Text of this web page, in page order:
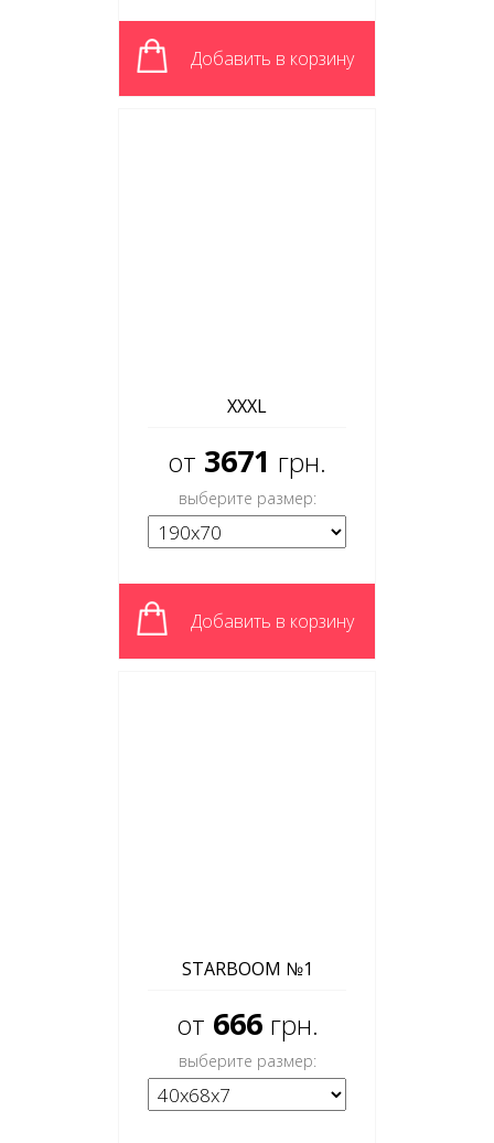
Добавить в корзину
XXXL
от 3671 грн.
выберите размер:
Добавить в корзину
STARBOOM №1
от 666 грн.
выберите размер: